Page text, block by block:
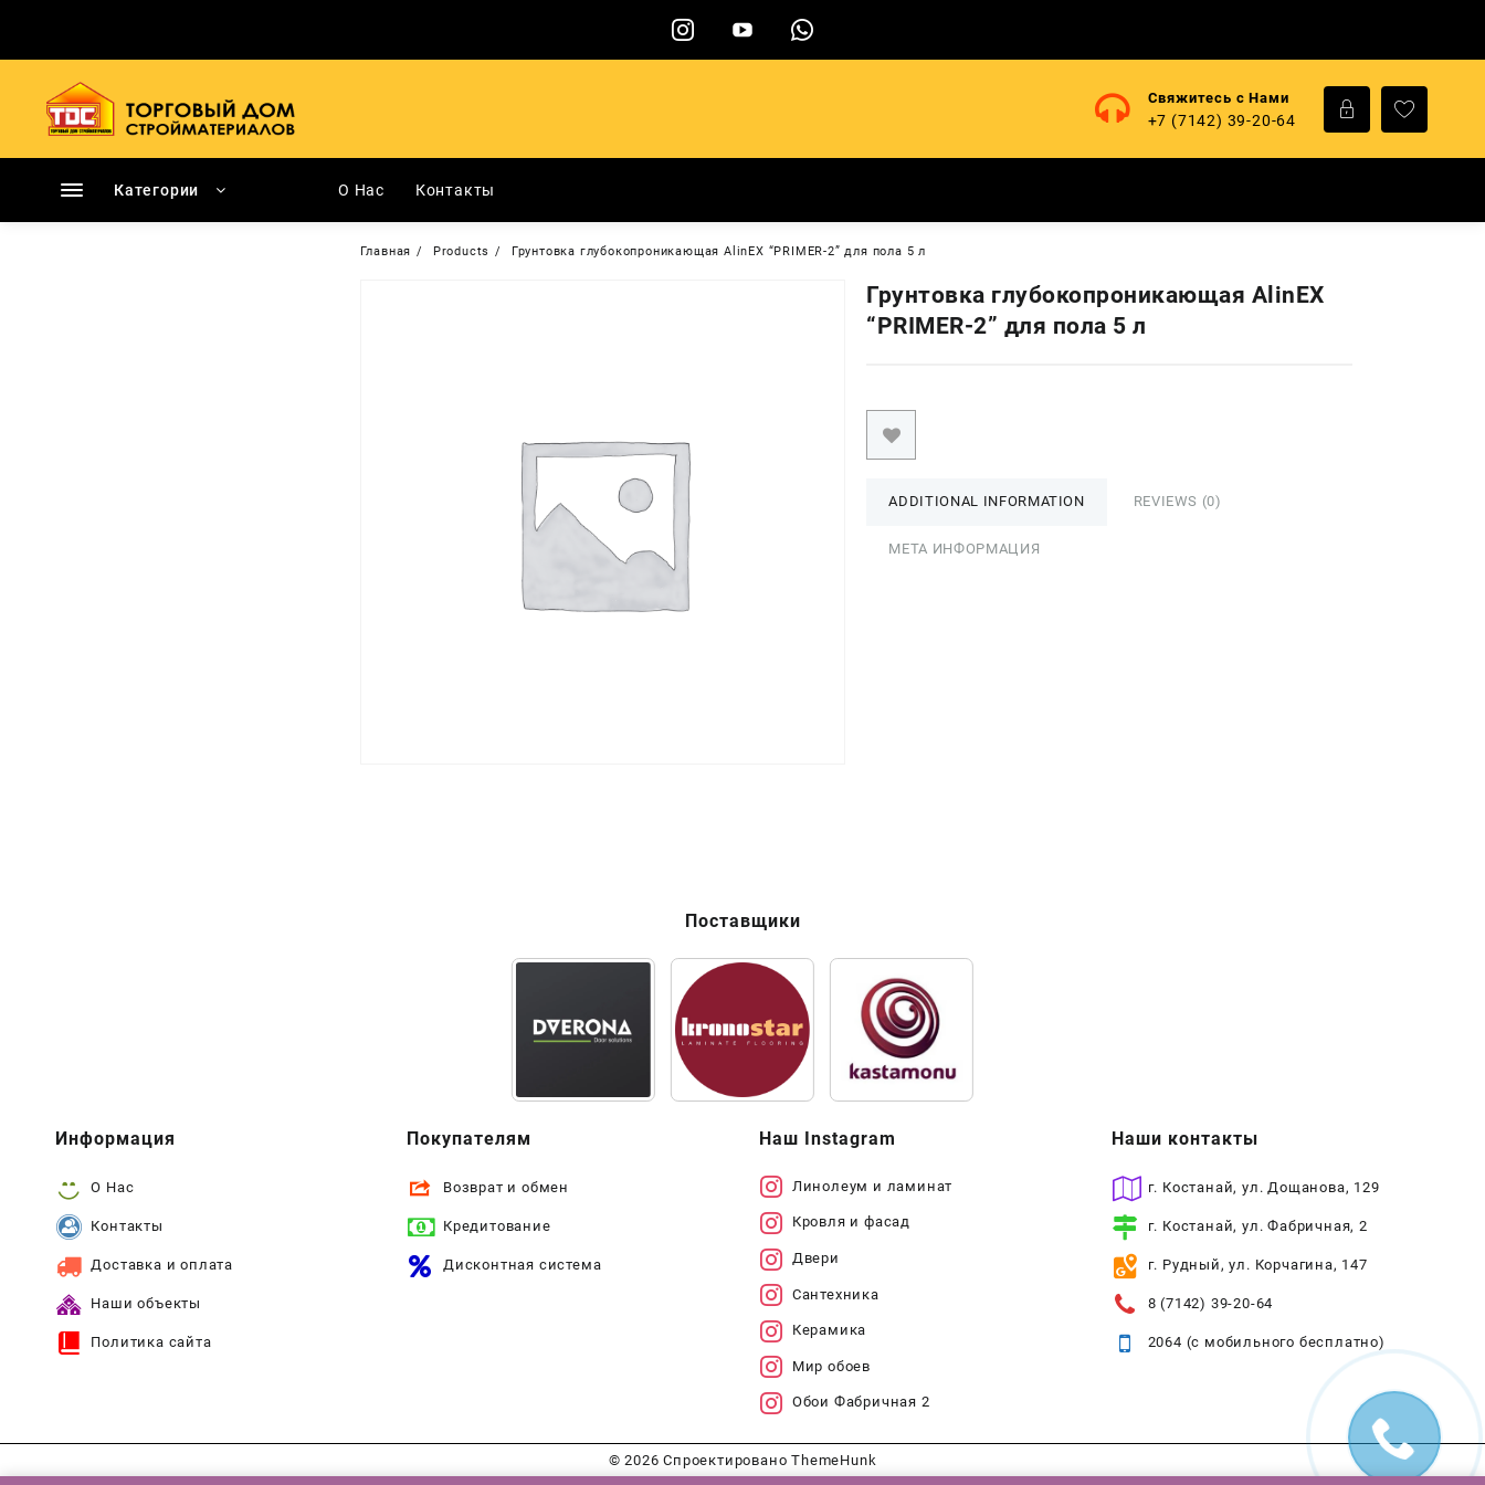
содержимому
Свяжитесь с Нами
+7 (7142) 39-20-64
Категории О Нас Контакты
Главная Products Грунтовка глубокопроникающая AlinEX “PRIMER-2” для пола 5 л
Грунтовка глубокопроникающая AlinEX
“PRIMER-2” для пола 5 л
ADDITIONAL INFORMATION REVIEWS (0)
МЕТА ИНФОРМАЦИЯ
Поставщики
Информация
О Нас
Контакты
Доставка и оплата
Наши объекты
Политика сайта
Покупателям
Возврат и обмен
Кредитование
Дисконтная система
Наш Instagram
Линолеум и ламинат
Кровля и фасад
Двери
Сантехника
Керамика
Мир обоев
Обои Фабричная 2
Наши контакты
г. Костанай, ул. Дощанова, 129
г. Костанай, ул. Фабричная, 2
г. Рудный, ул. Корчагина, 147
8 (7142) 39-20-64
2064 (с мобильного бесплатно)
© 2026Спроектировано ThemeHunk